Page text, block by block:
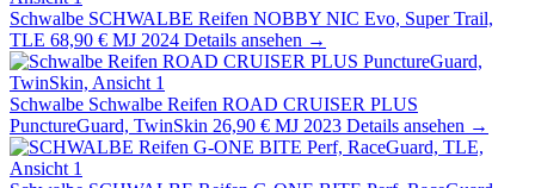
Schwalbe SCHWALBE Reifen NOBBY NIC Evo, Super Trail,
TLE 68,90 € MJ 2024 Details ansehen →
Schwalbe Schwalbe Reifen ROAD CRUISER PLUS
PunctureGuard, TwinSkin 26,90 € MJ 2023 Details ansehen →